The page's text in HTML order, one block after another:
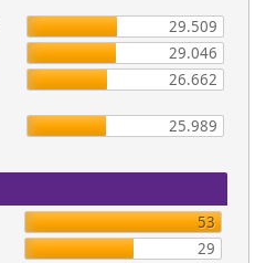
29.509
29.046
26.662
25.989
53
29